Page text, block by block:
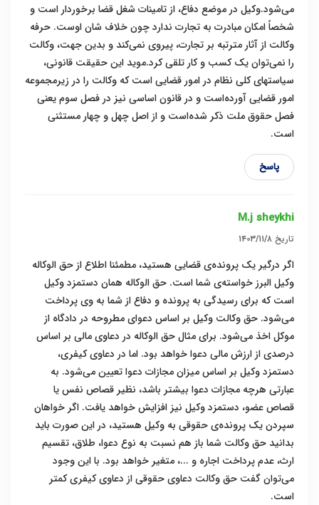
می‌شود.وکیل در موضع دفاع، از تامینات شغل قضا برخوردار است و
شخصاً امکان مبادرت به تجارت ندارد چون خلاف شان اوست. حرفه
وکالت از آثار مترتبه بر تجارت، پیروی نمی‌کند و بدین جهت، وکالت
را نمی‌توان یک کسب و کار تلقی کرد.موید این حقیقت قانونی،
سیاستهای کلی نظام در امور قضایی است که وکالت را در زیرمجموعه
امور قضایی آورده‌است و در قانون اساسی نیز در فصل سوم یعنی
فصل حقوق ملت ذکر شده‌است و از اصل چهل و چهار مستثنی
است.
پاسخ
M.j sheykhi
تاریخ ۱۴۰۳/۱۱/۸
اگر درگیر یک پرونده‌ی قضایی هستید، مطمئنا اطلاع از حق الوکاله
وکیل البرز خواسته‌ی شما است. حق الوکاله همان دستمزد وکیل
است که برای رسیدگی به پرونده و دفاع از شما به وی پرداخت
می‌شود. حق وکالت وکیل بر اساس دعوای مطروحه در دادگاه از
موکل اخذ می‌شود. برای مثال حق الوکاله در دعاوی مالی بر اساس
درصدی از ارزش مالی دعوا خواهد بود. اما در دعاوی کیفری،
دستمزد وکیل بر اساس میزان مجازات دعوا تعیین می‌شود. به
عبارتی هرچه مجازات دعوا بیشتر باشد، نظیر قصاص نفس یا
قصاص عضو، دستمزد وکیل نیز افزایش خواهد یافت. اگر خواهان
سپردن یک پرونده‌ی حقوقی به وکیل هستید، در این صورت باید
بدانید حق وکالت شما باز هم نسبت به نوع دعوا، طلاق، تقسیم
ارث، عدم پرداخت اجاره و ...، متغیر خواهد بود. با این وجود
می‌توان گفت حق وکالت دعاوی حقوقی از دعاوی کیفری کمتر
است.